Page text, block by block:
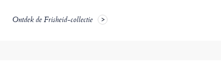
Ontdek de Frisheid-collectie